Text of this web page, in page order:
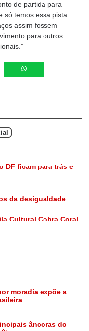
de partida para
só temos essa pista
assim fossem
para outros
DF ficam para trás e
da desigualdade
Cultural Cobra Coral
moradia expõe a
âncoras do